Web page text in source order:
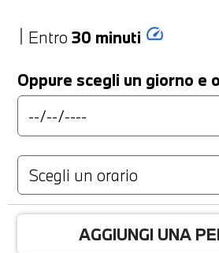
Entro 30 minuti speed
Oppure scegli un giorno e
AGGIUNGI UNA